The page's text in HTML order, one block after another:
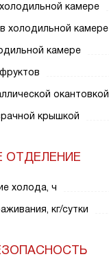
камере
холодильной камере
камере
окантовкой
крышкой
ОТДЕЛЕНИЕ
холода, ч
кг/сутки